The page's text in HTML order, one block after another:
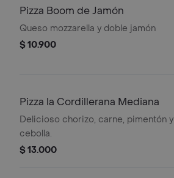
Pizza Boom de Jamón
Queso mozzarella y doble jamón
$ 10.900
Pizza la Cordillerana Mediana
Delicioso chorizo, carne, pimentón y
cebolla.
$ 13.000